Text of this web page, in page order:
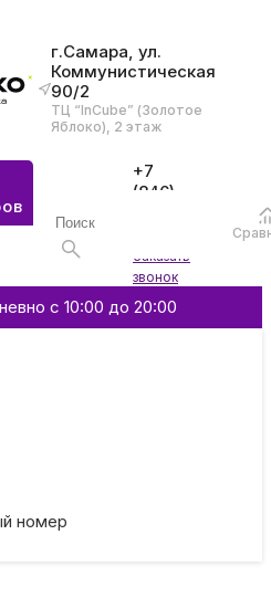
г.Самара, ул.
Коммунистическая
90/2
ТЦ “InCube” (Золотое
Яблоко), 2 этаж
+7
(846)
Заказать
звонок
с 10:00 до 20:00
номер
Аксессуары
и гаджеты